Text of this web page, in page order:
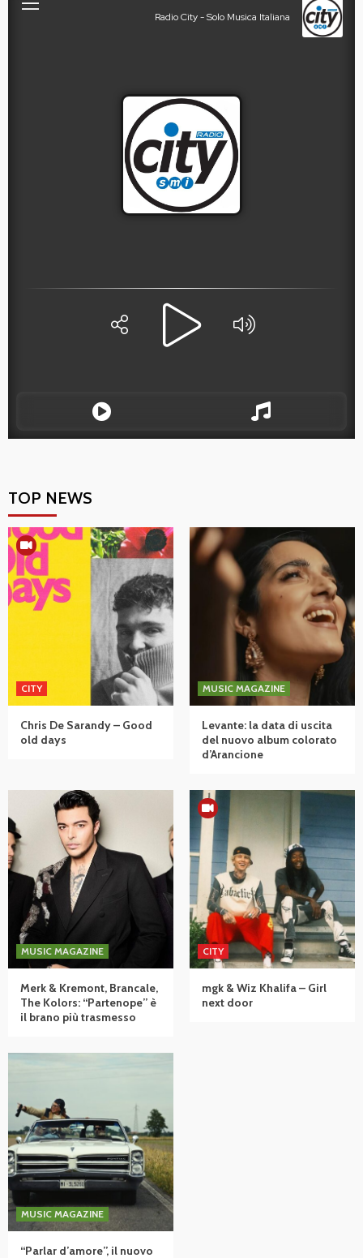
TOP NEWS
CITY
Chris De Sarandy – Good
old days
MUSIC MAGAZINE
Levante: la data di uscita
del nuovo album colorato
d’Arancione
MUSIC MAGAZINE
Merk & Kremont, Brancale,
The Kolors: “Partenope” è
il brano più trasmesso
CITY
mgk & Wiz Khalifa – Girl
next door
MUSIC MAGAZINE
“Parlar d’amore”, il nuovo